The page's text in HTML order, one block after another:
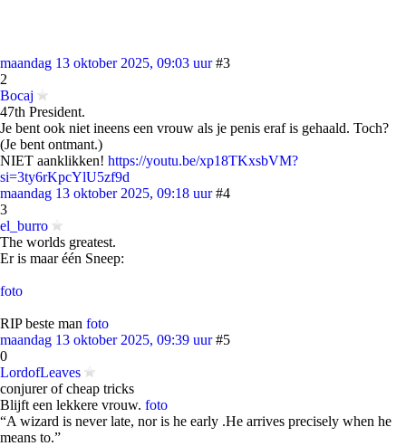
maandag 13 oktober 2025, 09:03 uur #3
2
Bocaj
47th President.
Je bent ook niet ineens een vrouw als je penis eraf is gehaald. Toch?
(Je bent ontmant.)
NIET aanklikken! https://youtu.be/xp18TKxsbVM?
si=3ty6rKpcYlU5zf9d
maandag 13 oktober 2025, 09:18 uur #4
3
el_burro
The worlds greatest.
Er is maar één Sneep:
foto
RIP beste man foto
maandag 13 oktober 2025, 09:39 uur #5
0
LordofLeaves
conjurer of cheap tricks
Blijft een lekkere vrouw. foto
“A wizard is never late, nor is he early .He arrives precisely when he
means to.”